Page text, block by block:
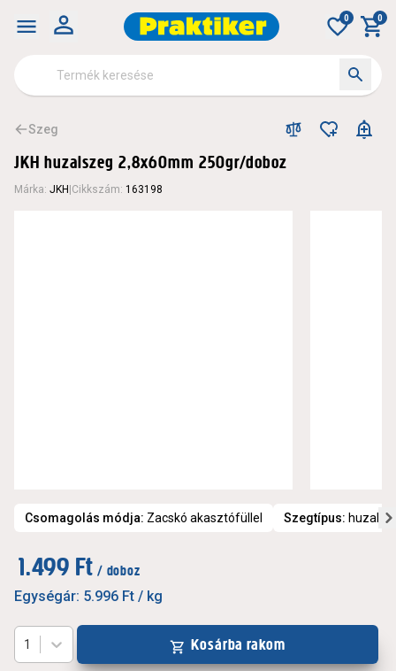
0 0
Szeg
JKH huzalszeg 2,8x60mm 250gr/doboz
Márka: JKH Cikkszám: 163198
Csomagolás módja: Zacskó akasztófüllel Szegtípus:
1.499 Ft / doboz
Egységár: 5.996 Ft / kg
1 Kosárba rakom